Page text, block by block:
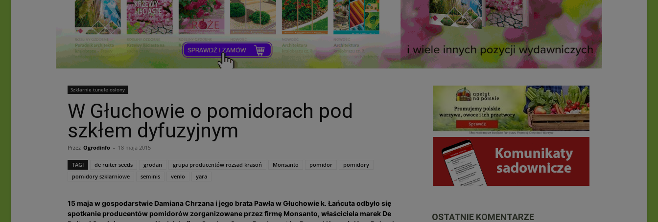
Szklarnie tunele osłony
W Głuchowie o pomidorach pod
szkłem dyfuzyjnym
Przez Ogrodinfo - 18 maja 2015
TAGI de ruiter seeds grodan grupa producentów rozsad krasoń Monsanto pomidor
pomidory
pomidory szklarniowe
seminis venlo yara
15 maja w gospodarstwie Damiana Chrzana i jego brata Pawła w Głuchowie k. Łańcuta odbyło się
spotkanie producentów pomidorów zorganizowane przez firmę Monsanto, właściciela marek De
OSTATNIE KOMENTARZE